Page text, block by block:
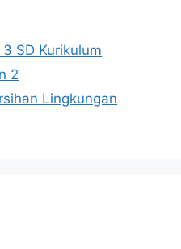
SD Kurikulum
2
Lingkungan